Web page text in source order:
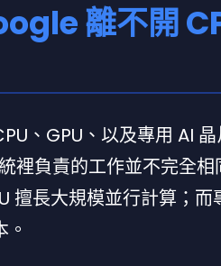
離不開
、GPU、以及專用 AI
裡負責的工作並不完全
擅長大規模並行計算；